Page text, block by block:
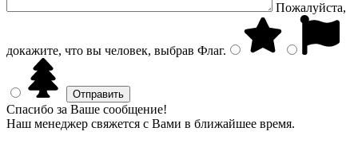
Пожалуйста,
докажите, что вы человек, выбрав Флаг.
Спасибо за Ваше сообщение!
Наш менеджер свяжется с Вами в ближайшее время.